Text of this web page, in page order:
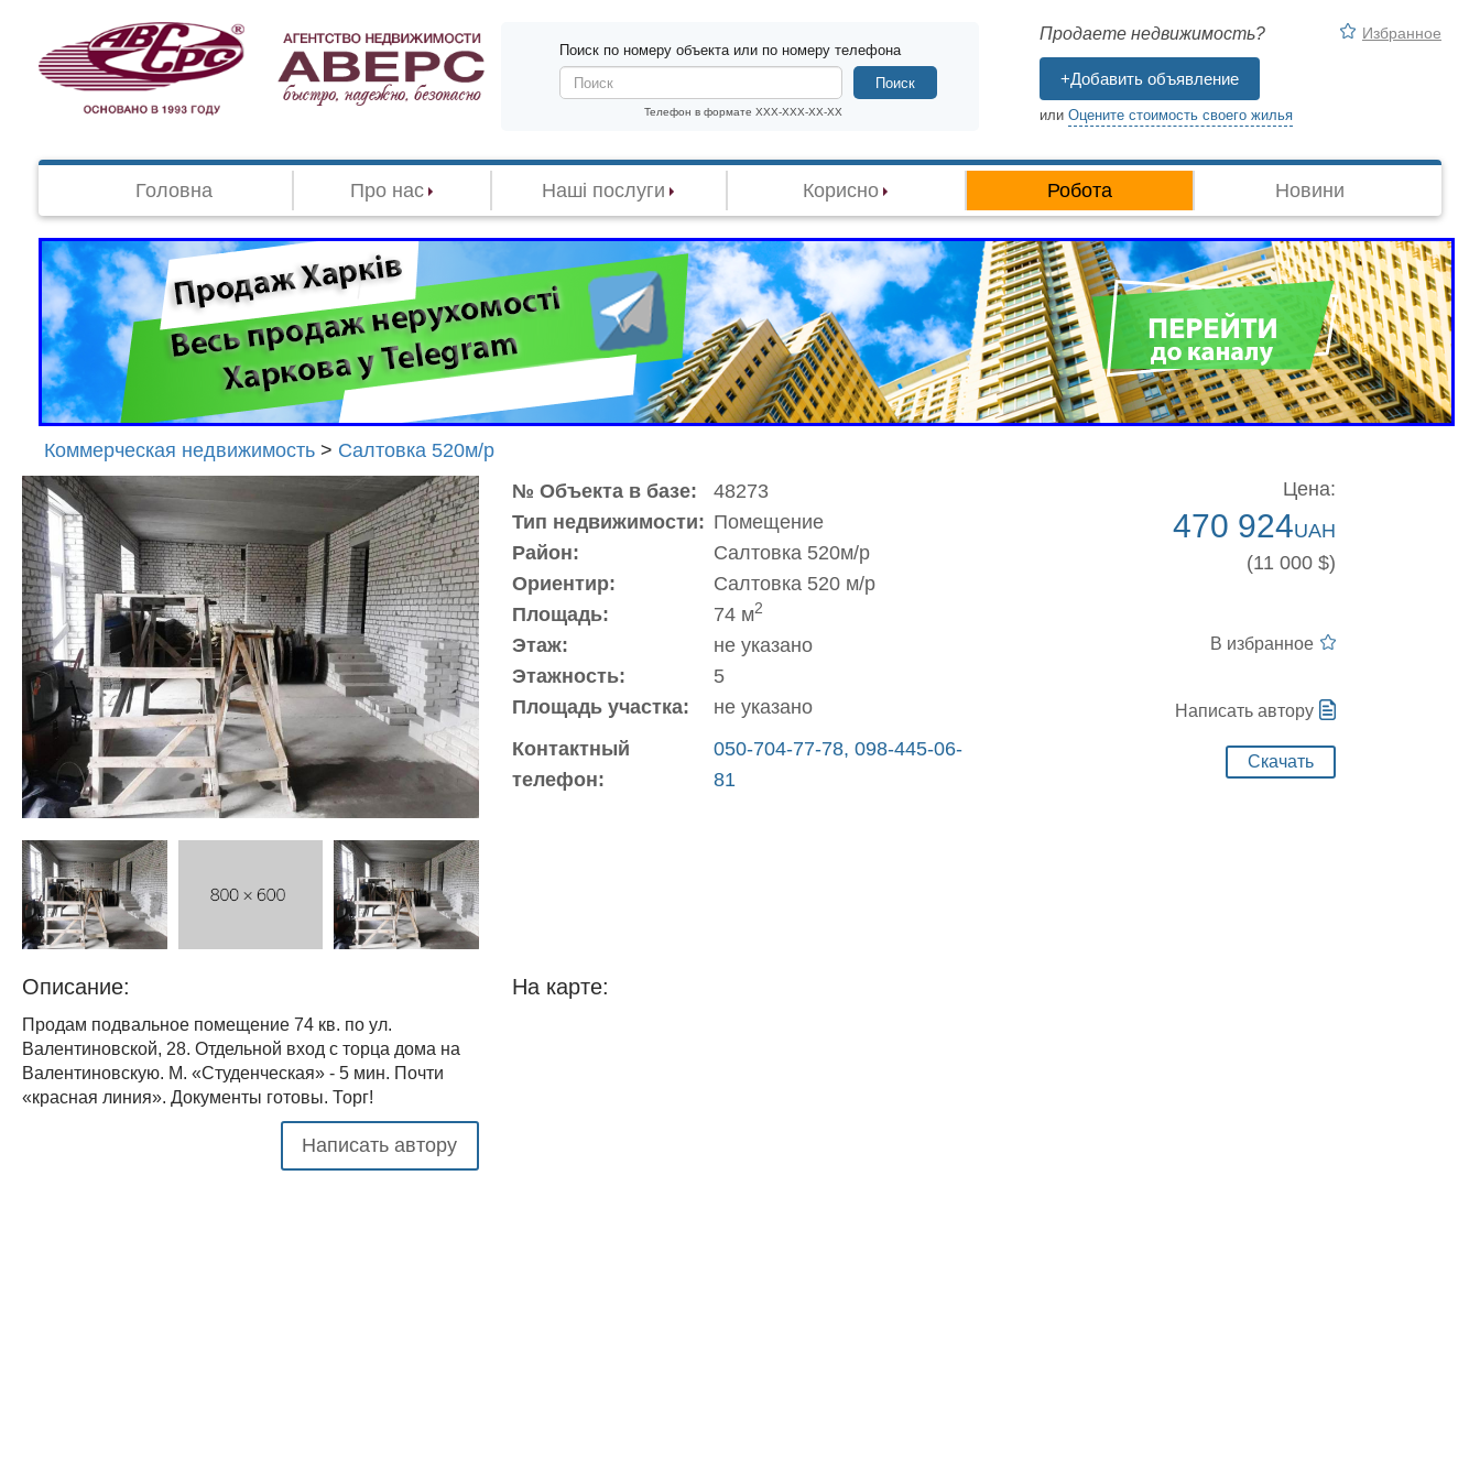
Поиск по номеру объекта или по номеру телефона
Телефон в формате XXX-XXX-XX-XX
Поиск
Продаете недвижимость?
+Добавить объявление
или Оцените стоимость своего жилья
Избранное
Головна Про нас Наші послуги Корисно Робота Новини
Коммерческая недвижимость > Салтовка 520м/р
Агенство
недвижимости
"Аверс"
№ Объекта в базе:
48273
Тип недвижимости: Помещение
Район:
Салтовка 520м/р
Ориентир:
Салтовка 520 м/р
Площадь:
74 м2
Этаж:
не указано
Этажность:
5
Площадь участка:
не указано
Контактный
телефон:
050-704-77-78, 098-445-06-
81
Цена:
470 924UAH
(11 000 $)
В избранное
Написать автору
Скачать
Описание:
Продам подвальное помещение 74 кв. по ул.
Валентиновской, 28. Отдельной вход с торца дома на
Валентиновскую. М. «Студенческая» - 5 мин. Почти
«красная линия». Документы готовы. Торг!
Написать автору
На карте: